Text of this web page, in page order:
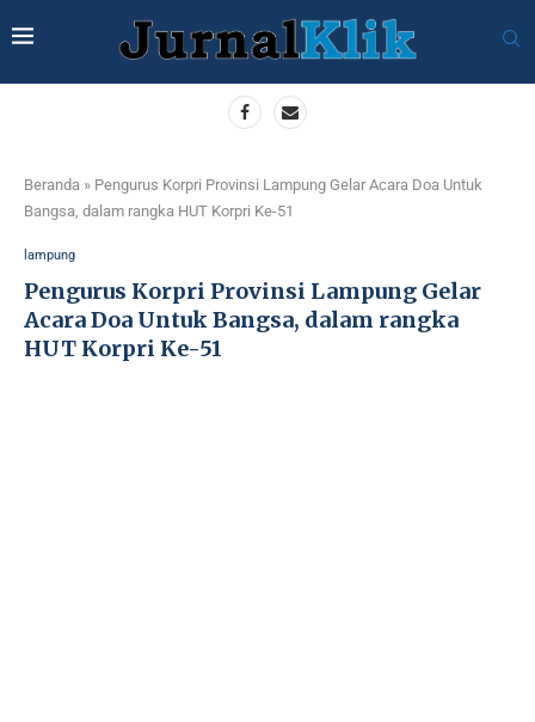
Beranda » Pengurus Korpri Provinsi Lampung Gelar Acara Doa Untuk
Bangsa, dalam rangka HUT Korpri Ke-51
lampung
Pengurus Korpri Provinsi Lampung Gelar
Acara Doa Untuk Bangsa, dalam rangka
HUT Korpri Ke-51